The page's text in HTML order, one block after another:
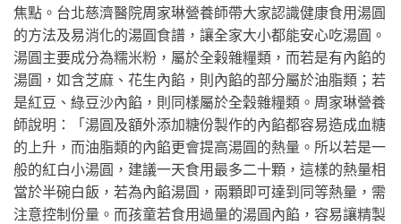
焦點。台北慈濟醫院周家琳營養師帶大家認識健康食用湯圓
的方法及易消化的湯圓食譜，讓全家大小都能安心吃湯圓。
湯圓主要成分為糯米粉，屬於全榖雜糧類，而若是有內餡的
湯圓，如含芝麻、花生內餡，則內餡的部分屬於油脂類；若
是紅豆、綠豆沙內餡，則同樣屬於全穀雜糧類。周家琳營養
師說明：「湯圓及額外添加糖份製作的內餡都容易造成血糖
的上升，而油脂類的內餡更會提高湯圓的熱量。所以若是一
般的紅白小湯圓，建議一天食用最多二十顆，這樣的熱量相
當於半碗白飯，若為內餡湯圓，兩顆即可達到同等熱量，需
注意控制份量。而孩童若食用過量的湯圓內餡，容易讓精製